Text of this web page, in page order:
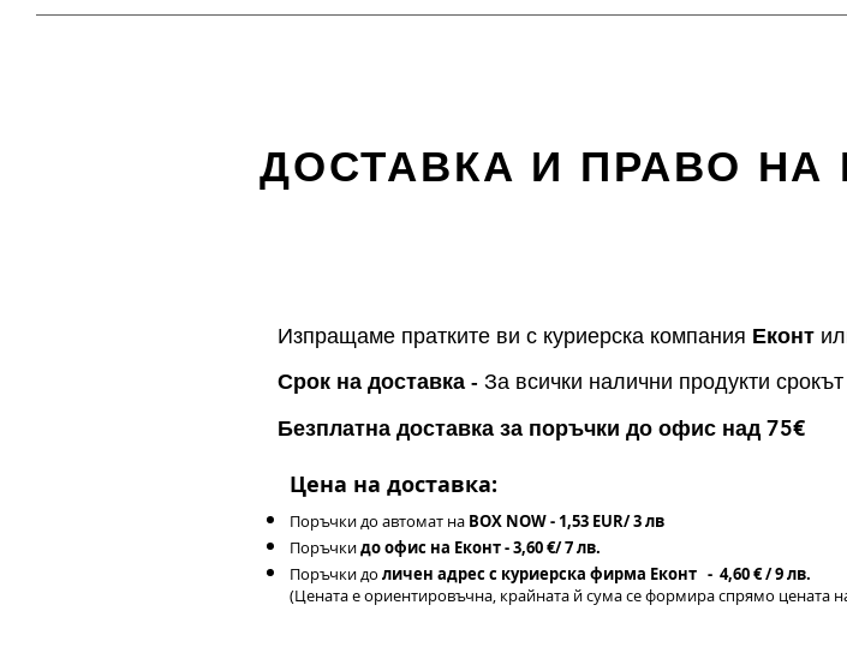
ДОСТАВКА И ПРАВО
Изпращаме пратките ви с куриерска компания Еконт
Срок на доставка - За всички налични продукти
Безплатна доставка за поръчки до офис над 75€
Цена на доставка:
Поръчки до автомат на BOX NOW - 1,53 EUR/ 3 лв
Поръчкидо офис на Еконт - 3,60 €/ 7 лв.
Поръчки до личен адрес с куриерска фирма Еконт - 4,60 € / 9 лв.
(Цената е ориентировъчна, крайната й сума се формира спрямо цената